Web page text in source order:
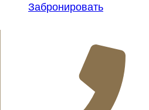
Забронировать